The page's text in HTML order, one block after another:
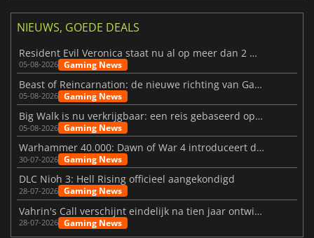
NIEUWS, GOEDE DEALS
Resident Evil Veronica staat nu al op meer dan 2 miljoen verlanglijstjes
05-08-2026 Gaming News
Beast of Reincarnation: de nieuwe richting van Game Freak
05-08-2026 Gaming News
Big Walk is nu verkrijgbaar: een reis gebaseerd op vriendschap
05-08-2026 Gaming News
Warhammer 40.000: Dawn of War 4 introduceert de Necron-factie
30-07-2026 Gaming News
DLC Nioh 3: Hell Rising officieel aangekondigd
28-07-2026 Gaming News
Vahrin's Call verschijnt eindelijk na tien jaar ontwikkeling
28-07-2026 Gaming News